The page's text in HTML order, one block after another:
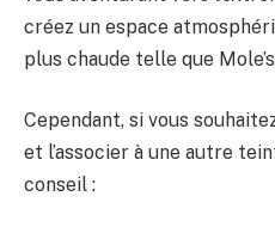
créez un espace
plus chaude telle que
Cependant, si vous
et l’associer à une autre
conseil :